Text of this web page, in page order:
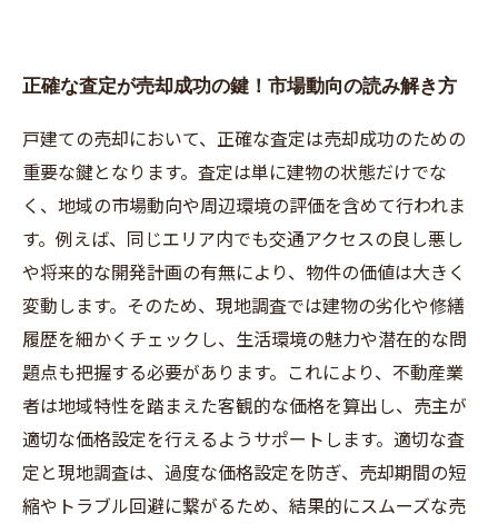
正確な査定が売却成功の鍵！市場動向の読み解き方
戸建ての売却において、正確な査定は売却成功のための
重要な鍵となります。査定は単に建物の状態だけでな
く、地域の市場動向や周辺環境の評価を含めて行われま
す。例えば、同じエリア内でも交通アクセスの良し悪し
や将来的な開発計画の有無により、物件の価値は大きく
変動します。そのため、現地調査では建物の劣化や修繕
履歴を細かくチェックし、生活環境の魅力や潜在的な問
題点も把握する必要があります。これにより、不動産業
者は地域特性を踏まえた客観的な価格を算出し、売主が
適切な価格設定を行えるようサポートします。適切な査
定と現地調査は、過度な価格設定を防ぎ、売却期間の短
縮やトラブル回避に繋がるため、結果的にスムーズな売